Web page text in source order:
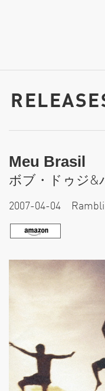
Meu Brasil
ボブ・ドゥジ&
2007-04-04